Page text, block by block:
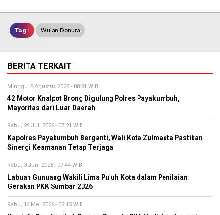
Tag : Wulan Denura
BERITA TERKAIT
Minggu, 9 Agustus 2026 - 08:31 WIB
42 Motor Knalpot Brong Digulung Polres Payakumbuh,
Mayoritas dari Luar Daerah
Rabu, 29 Juli 2026 - 07:21 WIB
Kapolres Payakumbuh Berganti, Wali Kota Zulmaeta Pastikan
Sinergi Keamanan Tetap Terjaga
Rabu, 3 Juni 2026 - 07:44 WIB
Labuah Gunuang Wakili Lima Puluh Kota dalam Penilaian
Gerakan PKK Sumbar 2026
Rabu, 13 Mei 2026 - 09:15 WIB